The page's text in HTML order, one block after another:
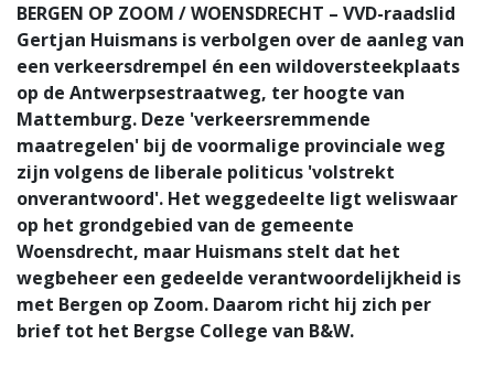
BERGEN OP ZOOM / WOENSDRECHT – VVD-raadslid
Gertjan Huismans is verbolgen over de aanleg van
een verkeersdrempel én een wildoversteekplaats
op de Antwerpsestraatweg, ter hoogte van
Mattemburg. Deze 'verkeersremmende
maatregelen' bij de voormalige provinciale weg
zijn volgens de liberale politicus 'volstrekt
onverantwoord'. Het weggedeelte ligt weliswaar
op het grondgebied van de gemeente
Woensdrecht, maar Huismans stelt dat het
wegbeheer een gedeelde verantwoordelijkheid is
met Bergen op Zoom. Daarom richt hij zich per
brief tot het Bergse College van B&W.